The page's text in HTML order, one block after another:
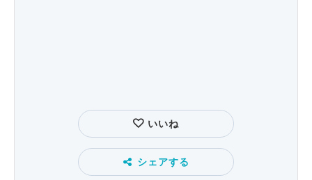
いいね
シェアする